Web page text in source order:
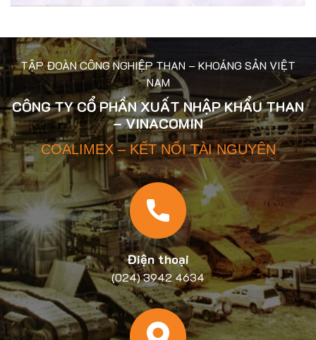
TẬP ĐOÀN CÔNG NGHIỆP THAN – KHOÁNG SẢN VIỆT
NAM
CÔNG TY CỔ PHẦN XUẤT NHẬP KHẨU THAN
– VINACOMIN
COALIMEX – KẾT NỐI TÀI NGUYÊN
Điện thoại
(024) 3942 4634